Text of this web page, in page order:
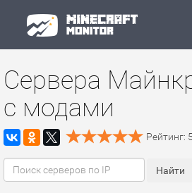
Сервера
с модами
Рейтинг: 5